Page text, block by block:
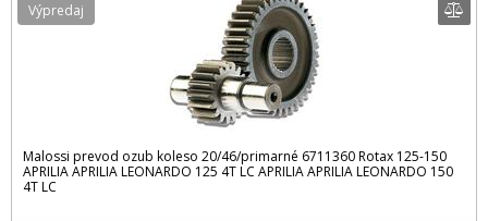
Malossi prevod ozub koleso 20/46/primarné 6711360 Rotax 125-150
APRILIA APRILIA LEONARDO 125 4T LC APRILIA APRILIA LEONARDO 150
4T LC
Výpredaj